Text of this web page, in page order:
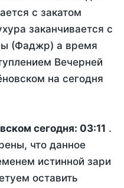
с закатом
заканчивается с
(Фаджр) а время
Вечерней
на сегодня
сегодня: 03:11 .
что данное
истинной зари
оставить